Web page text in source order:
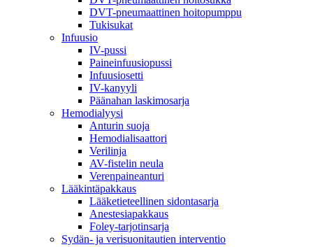
DVT-pneumaattinen hoitopumppu
Tukisukat
Infuusio
IV-pussi
Paineinfuusiopussi
Infuusiosetti
IV-kanyyli
Päänahan laskimosarja
Hemodialyysi
Anturin suoja
Hemodialisaattori
Verilinja
AV-fistelin neula
Verenpaineanturi
Lääkintäpakkaus
Lääketieteellinen sidontasarja
Anestesiapakkaus
Foley-tarjotinsarja
Sydän- ja verisuonitautien interventio